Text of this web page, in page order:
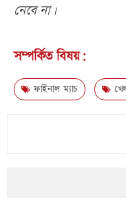
নেবে না।
সম্পর্কিত বিষয়:
ফাইনাল ম্যাচ